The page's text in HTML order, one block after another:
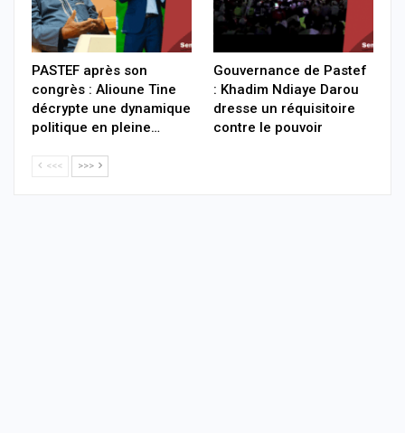
PASTEF après son
congrès : Alioune Tine
décrypte une dynamique
politique en pleine…
Gouvernance de Pastef
: Khadim Ndiaye Darou
dresse un réquisitoire
contre le pouvoir
<<< >>>